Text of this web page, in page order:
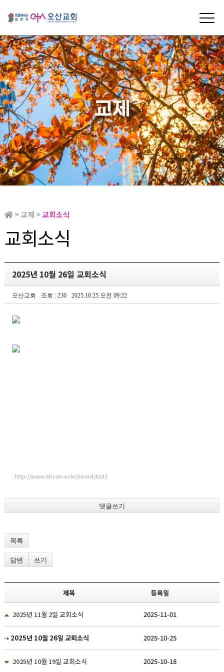
교제
> 교제 >교회소식
교회소식
2025년 10월 26일 교회소식
오산교회 조회 : 230 2025.10.25 오전 09:22
http://www.ohsan.or.kr/board/6143
댓글쓰기
목록
답변 쓰기
제목 등록일
2025년 11월 2일 교회소식 2025-11-01
2025년 10월 26일 교회소식 2025-10-25
2025년 10월 19일 교회소식 2025-10-18